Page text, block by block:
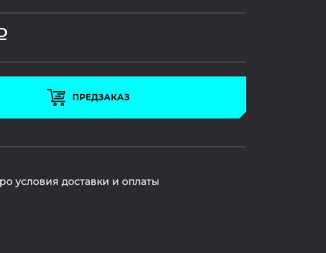
ПРЕДЗАКАЗ
условия доставки и оплаты